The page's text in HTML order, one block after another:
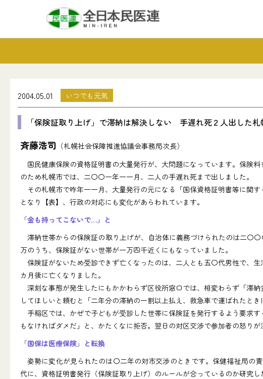
2004.05.01 いつでも元気
「保険証取り上げ」で滞納は解決しない 手遅れ死２人出した
斉藤浩司 （札幌社会保障推進協議会事務局次長）
国民健康保険の資格証明書の大量発行が、大問題になっています。保険
のため札幌市では、二〇〇一年一一月、二人の手遅れ死まで出しました。
その札幌市で昨年一一月、大量発行の元になる「国保資格証明書等に関
となり【表】、行政の対応にも変化があらわれています。
「金も持ってこないで…」と
滞納世帯からの保険証の取り上げが、自治体に義務づけられたのは二〇
万のうち、保険証がない世帯が一万四千近くにもなっていました。
保険証がないため受診できず亡くなったのは、二人とも五〇代男性で、
カ月後に亡くなりました。
深刻な事態が発生したにもかかわらず区役所窓口では、相変わらず「滞
してほしいと頼むと「二年分の滞納の一割以上払え、救急車で運ばれたと
手稲区では、かぜで子どもが受診した世帯に保険証を発行するよう要求
もなければダメだ」と、かたくなに拒否。翌日の対区交渉で参加者の怒り
「国保は医療保険」と転換
姿勢に変化が見られたのは〇二年の対市交渉のときです。保健福祉局の
代に、資格証明書発行（保険証取り上げ）のルールが合っているのか研究し